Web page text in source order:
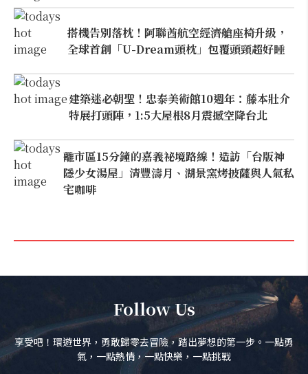
搭機告別落枕！阿聯酋航空經濟艙座椅升級，
全球首創「U-Dream頭枕」包覆頭頸超好睡
建築迷必朝聖！忠泰美術館10週年：藤本壯介
特展打頭陣，1:5大屋根8月震撼空降台北
離市區15分鐘的嘉義祕境路線！造訪「台版神
隱少女湯屋」清豐濤月、湖景窯烤披薩與人氣私
宅咖啡
Follow Us
享受吧！環遊世界，勇敢歸零去冒險，踏出夢想的第一步。一點勇
氣，一點熱情，一點快樂，一點挑戰